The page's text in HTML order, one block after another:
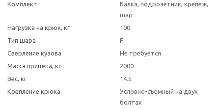
Комплект
Балка, подрозетник, крепеж,
шар
Нагрузка на крюк, кг
100
Тип шара
F
Сверление кузова
Не требуется
Масса прицепа, кг
2000
Вес, кг
14.5
Крепление крюка
Условно-съемный на двух
болтах